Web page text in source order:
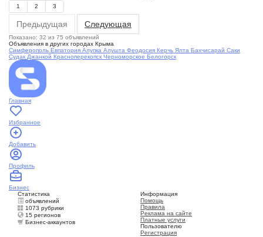
1
2 3
Предыдущая Следующая
Показано: 32 из 75 объявлений
Объявления в других городах Крыма
Симферополь Евпатория Алупка Алушта Феодосия Керчь Ялта Бахчисарай Саки
Судак Джанкой Красноперекопск Черноморское Белогорск
Главная
Избранное
Добавить
Профиль
Бизнес
Статистика
объявлений
1073 рубрики
15 регионов
Бизнес-аккаунтов
Информация
Помощь
Правила
Реклама на сайте
Платные услуги
Пользователю
Регистрация